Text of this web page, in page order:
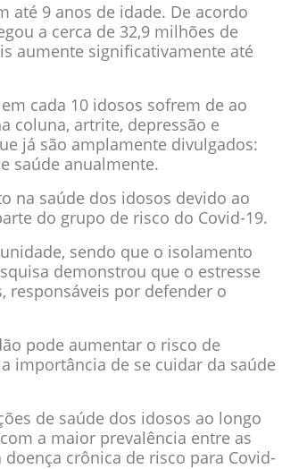
até 9 anos de idade. De acordo
a cerca de 32,9 milhões de
aumente significativamente até
cada 10 idosos sofrem de ao
coluna, artrite, depressão e
já são amplamente divulgados:
saúde anualmente.
na saúde dos idosos devido ao
do grupo de risco do Covid-19.
sendo que o isolamento
demonstrou que o estresse
responsáveis por defender o
pode aumentar o risco de
importância de se cuidar da saúde
de saúde dos idosos ao longo
a maior prevalência entre as
crônica de risco para Covid-